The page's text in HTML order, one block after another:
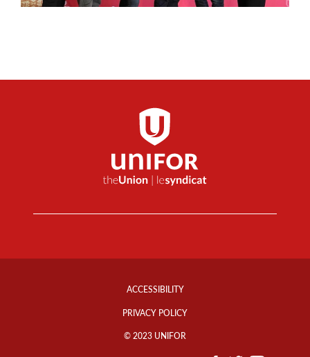
Footer
ACCESSIBILITY
PRIVACY POLICY
© 2023 UNIFOR